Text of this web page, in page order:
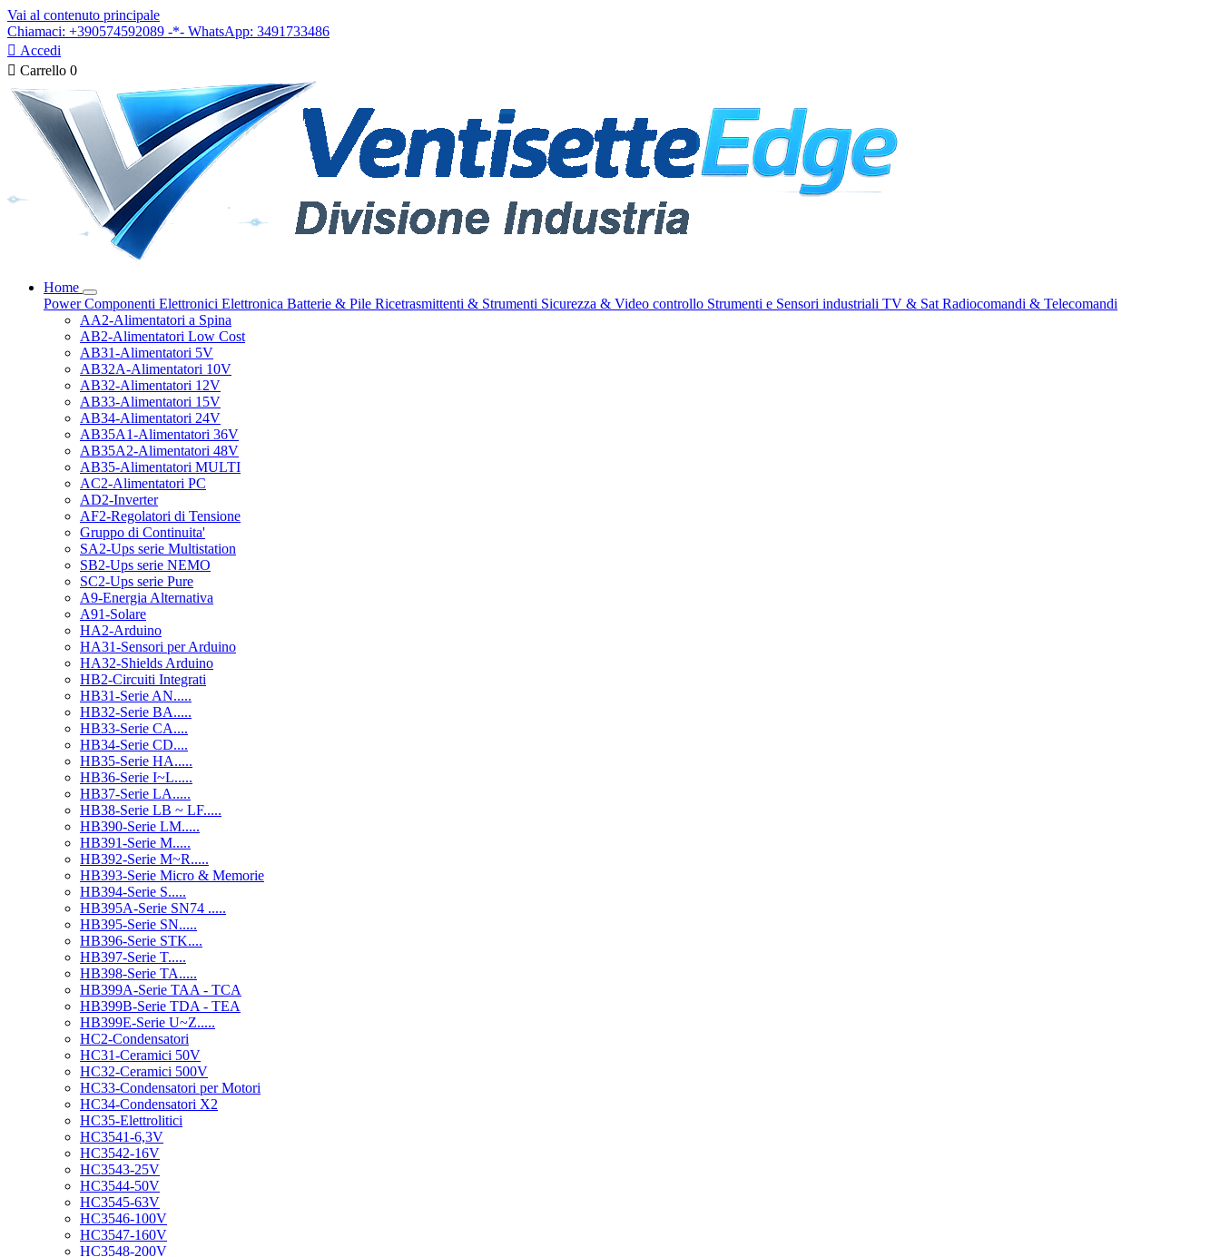
Vai al contenuto principale
Chiamaci: +390574592089 -*- WhatsApp: 3491733486
 Accedi
 Carrello 0
Home
PowerComponenti Elettronici Elettronica Batterie & Pile Ricetrasmittenti & Strumenti Sicurezza & Video controllo Strumenti e Sensori industriali TV & Sat Radiocomandi & Telecomandi
AA2-Alimentatori a Spina
AB2-Alimentatori Low Cost
AB31-Alimentatori 5V
AB32A-Alimentatori 10V
AB32-Alimentatori 12V
AB33-Alimentatori 15V
AB34-Alimentatori 24V
AB35A1-Alimentatori 36V
AB35A2-Alimentatori 48V
AB35-Alimentatori MULTI
AC2-Alimentatori PC
AD2-Inverter
AF2-Regolatori di Tensione
Gruppo di Continuita'
SA2-Ups serie Multistation
SB2-Ups serie NEMO
SC2-Ups serie Pure
A9-Energia Alternativa
A91-Solare
HA2-Arduino
HA31-Sensori per Arduino
HA32-Shields Arduino
HB2-Circuiti Integrati
HB31-Serie AN.....
HB32-Serie BA.....
HB33-Serie CA....
HB34-Serie CD....
HB35-Serie HA.....
HB36-Serie I~L.....
HB37-Serie LA.....
HB38-Serie LB ~ LF.....
HB390-Serie LM.....
HB391-Serie M.....
HB392-Serie M~R.....
HB393-Serie Micro & Memorie
HB394-Serie S.....
HB395A-Serie SN74 .....
HB395-Serie SN.....
HB396-Serie STK....
HB397-Serie T.....
HB398-Serie TA.....
HB399A-Serie TAA - TCA
HB399B-Serie TDA - TEA
HB399E-Serie U~Z.....
HC2-Condensatori
HC31-Ceramici 50V
HC32-Ceramici 500V
HC33-Condensatori per Motori
HC34-Condensatori X2
HC35-Elettrolitici
HC3541-6,3V
HC3542-16V
HC3543-25V
HC3544-50V
HC3545-63V
HC3546-100V
HC3547-160V
HC3548-200V